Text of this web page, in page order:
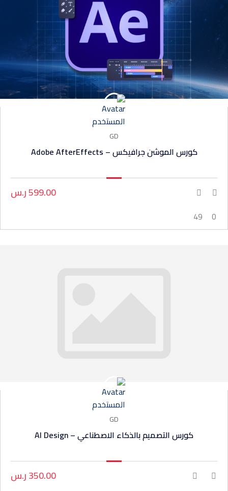
GD
كورس الموشن جرافيكس – Adobe AfterEffects
0
49
599.00 ر.س
GD
كورس التصميم بالذكاء الاصطناعي – AI Design
350.00 ر.س